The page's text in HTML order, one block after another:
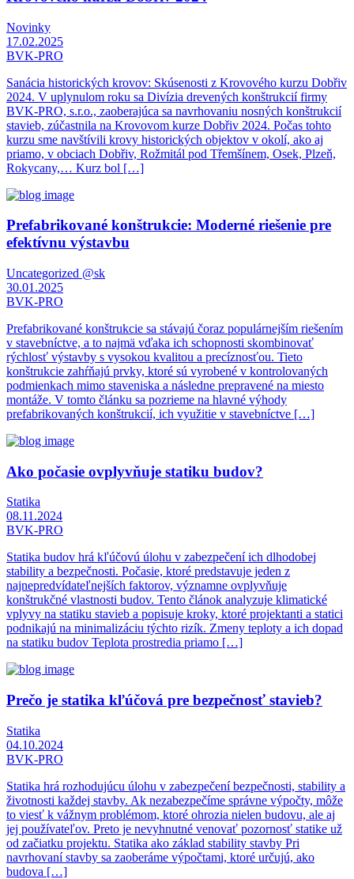
Novinky
17.02.2025
BVK-PRO
Sanácia historických krovov: Skúsenosti z Krovového kurzu Dobřiv
2024. V uplynulom roku sa Divízia drevených konštrukcií firmy
BVK-PRO, s.r.o., zaoberajúca sa navrhovaniu nosných konštrukcií
stavieb, zúčastnila na Krovovom kurze Dobřiv 2024. Počas tohto
kurzu sme navštívili krovy historických objektov v okolí, ako aj
priamo, v obciach Dobřiv, Rožmitál pod Třemšínem, Osek, Plzeň,
Rokycany,… Kurz bol […]
Prefabrikované konštrukcie: Moderné riešenie pre
efektívnu výstavbu
Uncategorized @sk
30.01.2025
BVK-PRO
Prefabrikované konštrukcie sa stávajú čoraz populárnejším riešením
v stavebníctve, a to najmä vďaka ich schopnosti skombinovať
rýchlosť výstavby s vysokou kvalitou a precíznosťou. Tieto
konštrukcie zahŕňajú prvky, ktoré sú vyrobené v kontrolovaných
podmienkach mimo staveniska a následne prepravené na miesto
montáže. V tomto článku sa pozrieme na hlavné výhody
prefabrikovaných konštrukcií, ich využitie v stavebníctve […]
Ako počasie ovplyvňuje statiku budov?
Statika
08.11.2024
BVK-PRO
Statika budov hrá kľúčovú úlohu v zabezpečení ich dlhodobej
stability a bezpečnosti. Počasie, ktoré predstavuje jeden z
najnepredvídateľnejších faktorov, významne ovplyvňuje
konštrukčné vlastnosti budov. Tento článok analyzuje klimatické
vplyvy na statiku stavieb a popisuje kroky, ktoré projektanti a statici
podnikajú na minimalizáciu týchto rizík. Zmeny teploty a ich dopad
na statiku budov Teplota prostredia priamo […]
Prečo je statika kľúčová pre bezpečnosť stavieb?
Statika
04.10.2024
BVK-PRO
Statika hrá rozhodujúcu úlohu v zabezpečení bezpečnosti, stability a
životnosti každej stavby. Ak nezabezpečíme správne výpočty, môže
to viesť k vážnym problémom, ktoré ohrozia nielen budovu, ale aj
jej používateľov. Preto je nevyhnutné venovať pozornosť statike už
od začiatku projektu. Statika ako základ stability stavby Pri
navrhovaní stavby sa zaoberáme výpočtami, ktoré určujú, ako
budova […]